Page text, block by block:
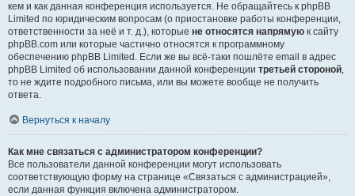
кем и как данная конференция используется. Не обращайтесь к phpBB
Limited по юридическим вопросам (о приостановке работы конференции,
ответственности за неё и т. д.), которые не относятся напрямую к сайту
phpBB.com или которые частично относятся к программному
обеспечению phpBB Limited. Если же вы всё-таки пошлёте email в адрес
phpBB Limited об использовании данной конференции третьей стороной,
то не ждите подробного письма, или вы можете вообще не получить
ответа.
Вернуться к началу
Как мне связаться с администратором конференции?
Все пользователи данной конференции могут использовать
соответствующую форму на странице «Связаться с администрацией»,
если данная функция включена администратором.